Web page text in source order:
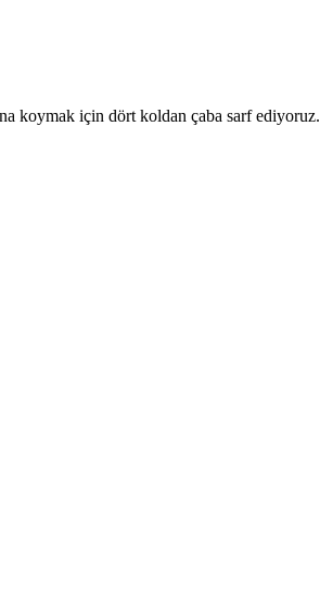
koymak için dört koldan çaba sarf ediyoruz.